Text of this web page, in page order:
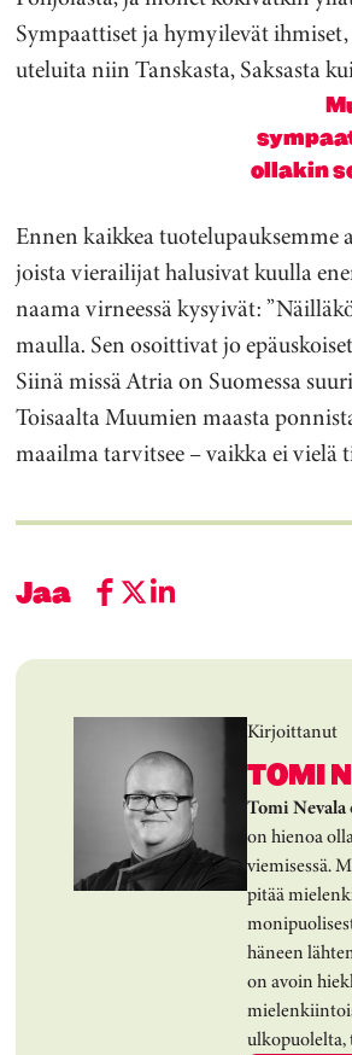
Sympaattiset ja hymyilevät
uteluita niin Tanskasta, Saksasta
ollakin
Ennen kaikkea
joista vierailijat halusivat kuulla
naama virneessä kysyivät:
maulla. Sen osoittivat jo
Siinä missä Atria on Suomessa
Toisaalta Muumien maasta
maailma tarvitsee – vaikka ei vielä
Jaa
Kirjoittanut
TOMI
Tomi Nevala
on hienoa
viemisessä.
pitää
häneen
on avoin
ulkopuolelta,